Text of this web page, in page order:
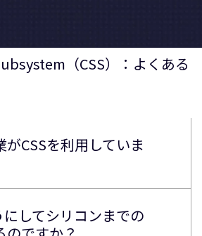
（CSS）：よくある
CSSを利用していま
にしてシリコンまでの